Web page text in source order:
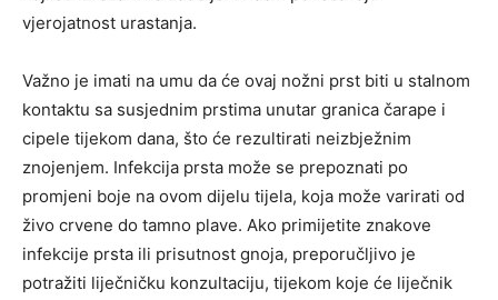
vjerojatnost urastanja.
Važno je imati na umu da će ovaj nožni prst biti u stalnom
kontaktu sa susjednim prstima unutar granica čarape i
cipele tijekom dana, što će rezultirati neizbježnim
znojenjem. Infekcija prsta može se prepoznati po
promjeni boje na ovom dijelu tijela, koja može varirati od
živo crvene do tamno plave. Ako primijetite znakove
infekcije prsta ili prisutnost gnoja, preporučljivo je
potražiti liječničku konzultaciju, tijekom koje će liječnik